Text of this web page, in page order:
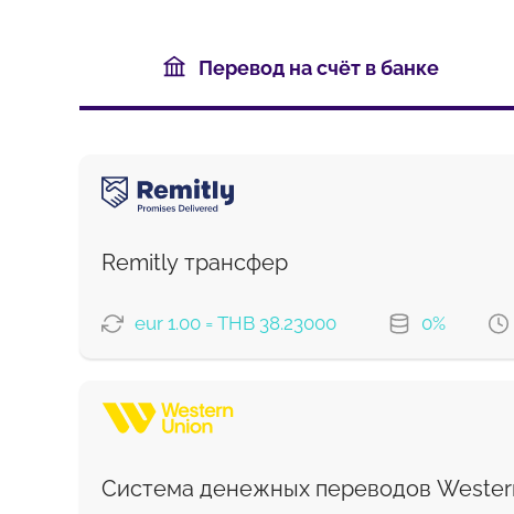
Перевод на счёт в банке
Remitly трансфер
eur 1.00 = THB 38.23000 0%
Экономный
Система денежных переводов